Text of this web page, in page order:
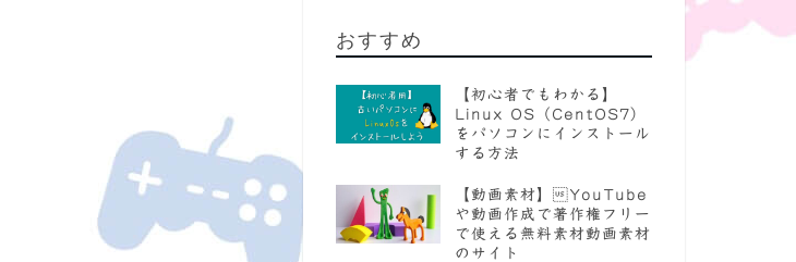
おすすめ
【初心者でもわかる】
Linux OS（CentOS7）
をパソコンにインストール
する方法
【動画素材】YouTube
や動画作成で著作権フリー
で使える無料素材動画素材
のサイト